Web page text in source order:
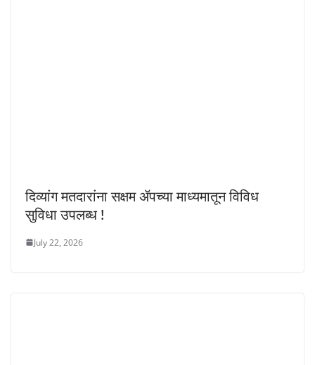
दिव्यांग मतदारांना सक्षम ॲपच्या माध्यमातून विविध
सुविधा उपलब्ध !
July 22, 2026